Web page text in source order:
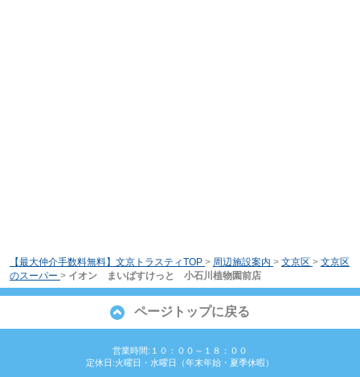
【最大仲介手数料無料】文京トラスティTOP > 周辺施設案内 > 文京区 > 文京区
のスーパー > イオン まいばすけっと 小石川植物園前店
ページトップに戻る
営業時間:１０：００～１８：００
定休日:火曜日・水曜日（年末年始・夏季休暇）